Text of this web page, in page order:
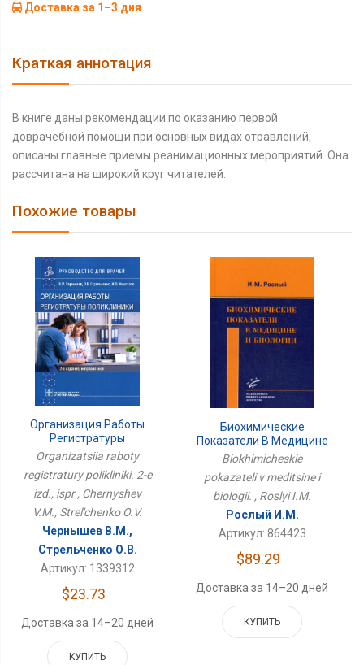
Доставка за 1–3 дня
Краткая аннотация
В книге даны рекомендации по оказанию первой
доврачебной помощи при основных видах отравлений,
описаны главные приемы реанимационных мероприятий. Она
рассчитана на широкий круг читателей.
Похожие товары
Организация Работы
Регистратуры
Поликлиники. 2-Е Изд.,
Organizatsiia raboty
registratury polikliniki. 2-e
izd., ispr , Chernyshev
V.M., Strel'chenko O.V.
Чернышев В.М.,
Стрельченко О.В.
Артикул: 1339312
$23.73
Доставка за 14–20 дней
КУПИТЬ
Биохимические
Показатели В Медицине
И Биологии.
Biokhimicheskie
pokazateli v meditsine i
biologii. , Roslyi I.M.
Рослый И.М.
Артикул: 864423
$89.29
Доставка за 14–20 дней
КУПИТЬ